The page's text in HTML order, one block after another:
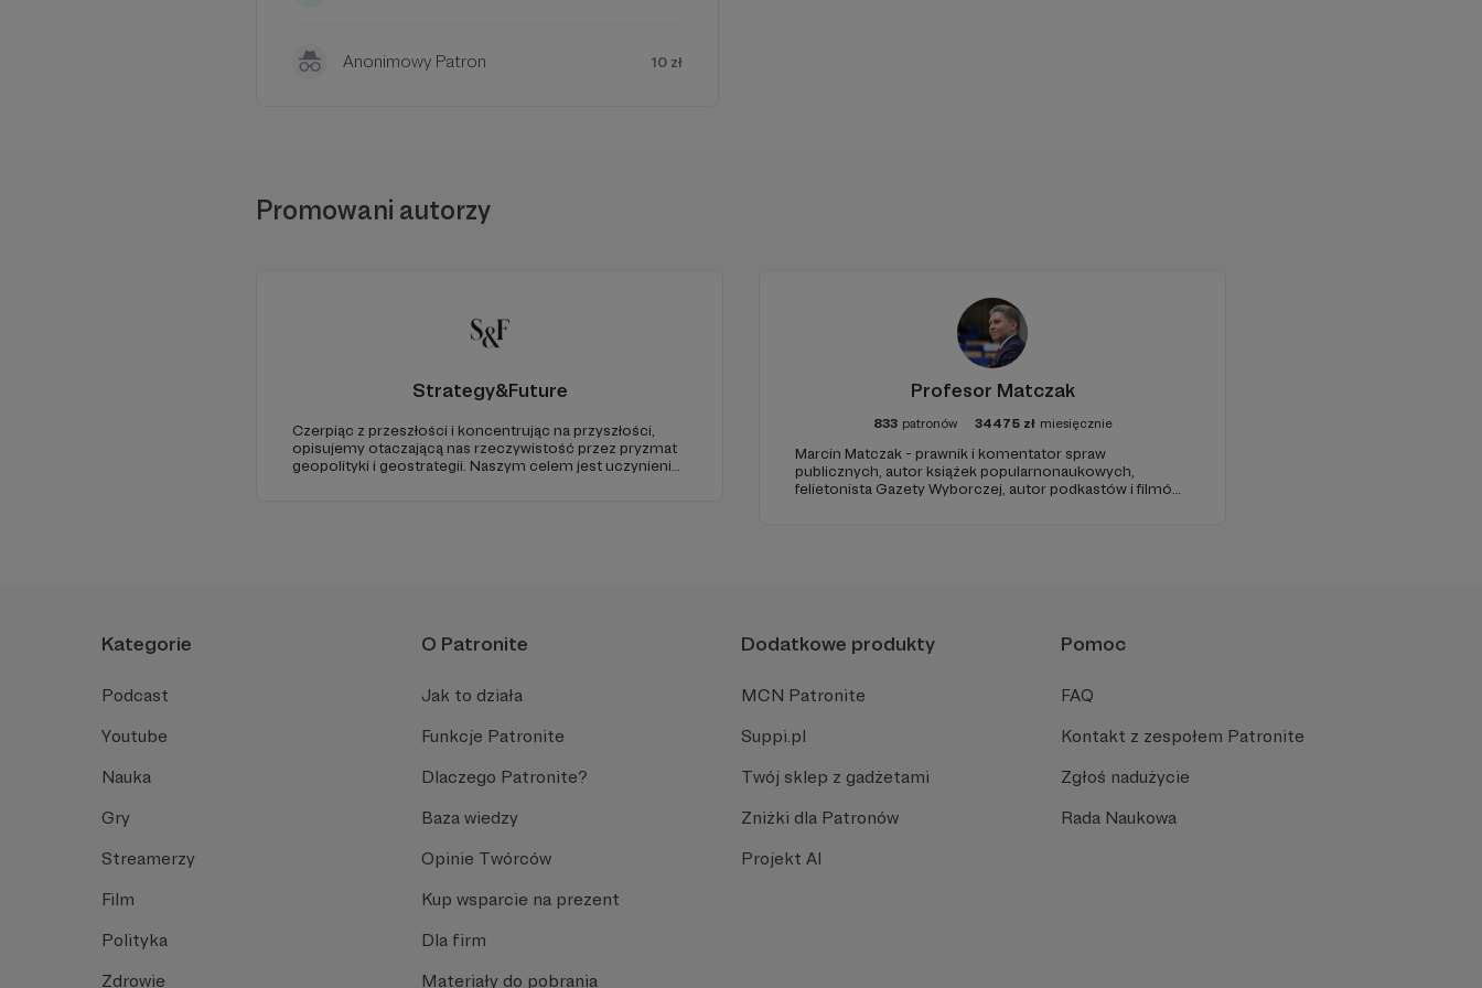
W tym miejscu powinna być zewnętrzna treść
Aby zobaczyć treść musisz zmienić ustawienia
polityki prywatności
Anonimowy Patron 10 zł
Promowani autorzy
Strategy&Future
Czerpiąc z przeszłości i koncentrując na przyszłości,
opisujemy otaczającą nas rzeczywistość przez pryzmat
geopolityki i geostrategii. Naszym celem jest uczynienie
Profesor Matczak
833 patronów 34475 zł miesięcznie
Marcin Matczak - prawnik i komentator spraw
publicznych, autor książek popularnonaukowych,
felietonista Gazety Wyborczej, autor podkastów i filmów
Kategorie
Podcast
Youtube
Nauka
Gry
Streamerzy
Film
Polityka
Zdrowie
O Patronite
Jak to działa
Funkcje Patronite
Dlaczego Patronite?
Baza wiedzy
Opinie Twórców
Kup wsparcie na prezent
Dla firm
Materiały do pobrania
Dodatkowe produkty
MCN Patronite
Suppi.pl
Twój sklep z gadżetami
Zniżki dla Patronów
Projekt AI
Pomoc
FAQ
Kontakt z zespołem Patronite
Zgłoś nadużycie
Rada Naukowa